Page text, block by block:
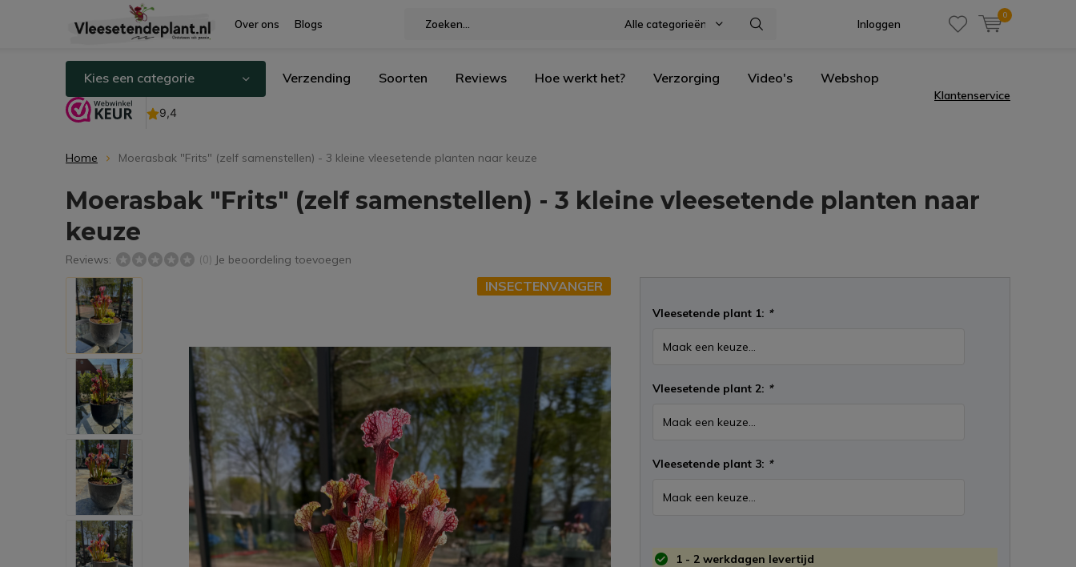
Over ons Blogs Alle categorieën Inloggen
0
Kies een categorie Verzending Soorten Reviews Hoe werkt het? Verzorging Video's Webshop
Klantenservice
Home Moerasbak "Frits" (zelf samenstellen) - 3 kleine vleesetende planten naar keuze
Moerasbak "Frits" (zelf samenstellen) - 3 kleine vleesetende planten naar
keuze
Reviews: (0) Je beoordeling toevoegen
INSECTENVANGER
Vleesetende plant 1: *
Vleesetende plant 2: *
Vleesetende plant 3: *
1 - 2 werkdagen levertijd